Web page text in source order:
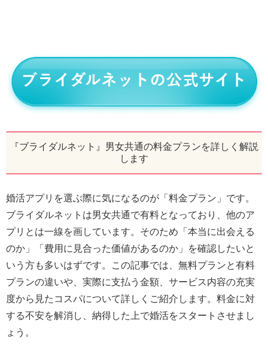
『ブライダルネット』男女共通の料金プランを詳しく解説
します
婚活アプリを選ぶ際に気になるのが「料金プラン」です。
ブライダルネットは男女共通で有料となっており、他のア
プリとは一線を画しています。そのため「本当に出会える
のか」「費用に見合った価値があるのか」を確認したいと
いう方も多いはずです。この記事では、無料プランと有料
プランの違いや、実際に支払う金額、サービス内容の充実
度から見たコスパについて詳しくご紹介します。料金に対
する不安を解消し、納得した上で婚活をスタートさせまし
ょう。